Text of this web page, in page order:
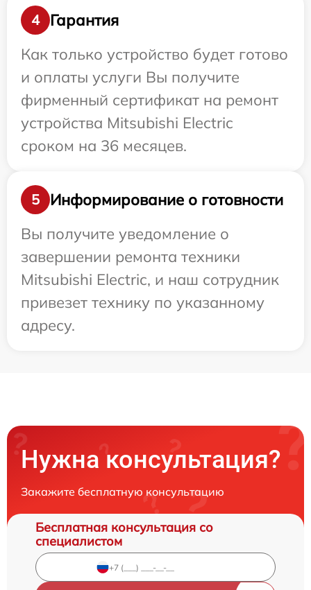
4
Гарантия
Как только устройство будет готово
и оплаты услуги Вы получите
фирменный сертификат на ремонт
устройства Mitsubishi Electric
сроком на 36 месяцев.
5
Информирование о готовности
Вы получите уведомление о
завершении ремонта техники
Mitsubishi Electric, и наш сотрудник
привезет технику по указанному
адресу.
Нужна консультация?
Закажите бесплатную консультацию
Бесплатная консультация со
специалистом